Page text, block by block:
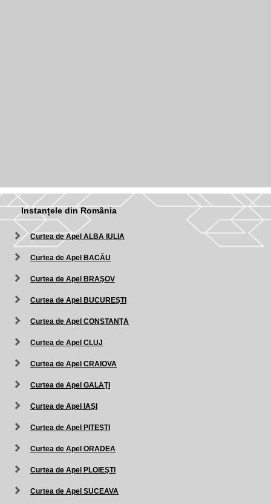
Instanțele din România
Curtea de Apel ALBA IULIA
Curtea de Apel BACĂU
Curtea de Apel BRAŞOV
Curtea de Apel BUCUREŞTI
Curtea de Apel CONSTANŢA
Curtea de Apel CLUJ
Curtea de Apel CRAIOVA
Curtea de Apel GALAŢI
Curtea de Apel IAŞI
Curtea de Apel PITEŞTI
Curtea de Apel ORADEA
Curtea de Apel PLOIEŞTI
Curtea de Apel SUCEAVA